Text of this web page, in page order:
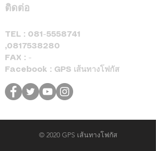
ติดต่อ
TEL : 081-5558741
,0817538280
FAX : -
Facebook : GPS เส้นทางโฟกัส
© 2020 GPS เส้นทางโฟกัส